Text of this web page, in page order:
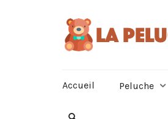
Accueil Peluche